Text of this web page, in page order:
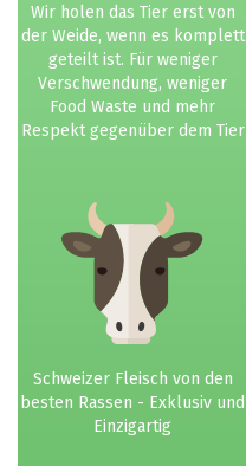
Wir holen das Tier erst von
der Weide, wenn es komplett
geteilt ist. Für weniger
Verschwendung, weniger
Food Waste und mehr
Respekt gegenüber dem Tier
Schweizer Fleisch von den
besten Rassen - Exklusiv und
Einzigartig